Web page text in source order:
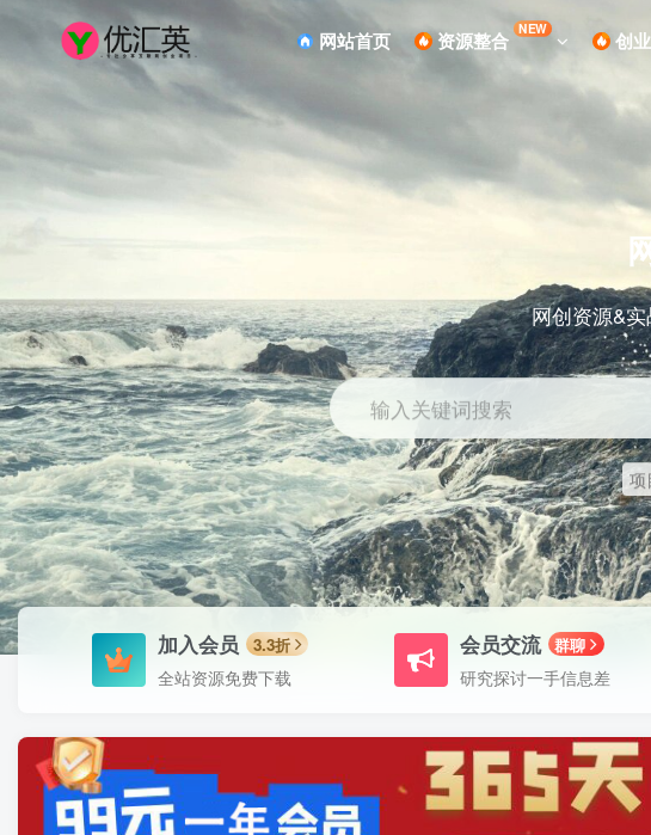
网站首页 资源整合 NEW 创
网创资源&
输入关键词搜索
项
加入会员 3.3折
全站资源免费下载
会员交流 群聊
研究探讨一手信息差